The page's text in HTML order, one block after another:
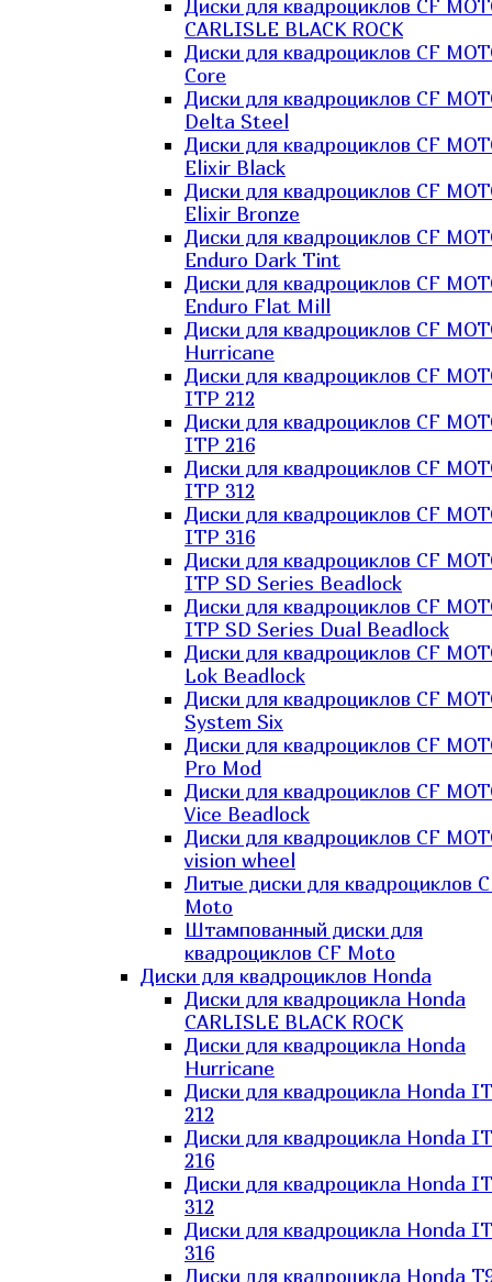
Диски для квадроциклов CF
CARLISLE BLACK ROCK
Диски для квадроциклов CF
Core
Диски для квадроциклов CF
Delta Steel
Диски для квадроциклов CF
Elixir Black
Диски для квадроциклов CF
Elixir Bronze
Диски для квадроциклов CF
Enduro Dark Tint
Диски для квадроциклов CF
Enduro Flat Mill
Диски для квадроциклов CF
Hurricane
Диски для квадроциклов CF
ITP 212
Диски для квадроциклов CF
ITP 216
Диски для квадроциклов CF
ITP 312
Диски для квадроциклов CF
ITP 316
Диски для квадроциклов CF
ITP SD Series Beadlock
Диски для квадроциклов CF
ITP SD Series Dual Beadlock
Диски для квадроциклов CF
Lok Beadlock
Диски для квадроциклов CF
System Six
Диски для квадроциклов CF
Pro Mod
Диски для квадроциклов CF
Vice Beadlock
Диски для квадроциклов CF
vision wheel
Литые диски для квадроциклов
Moto
Штампованный диски для
квадроциклов CF Moto
Диски для квадроциклов Honda
Диски для квадроцикла Honda
CARLISLE BLACK ROCK
Диски для квадроцикла Honda
Hurricane
Диски для квадроцикла Honda
212
Диски для квадроцикла Honda
216
Диски для квадроцикла Honda
312
Диски для квадроцикла Honda
316
Диски для квадроцикла Honda